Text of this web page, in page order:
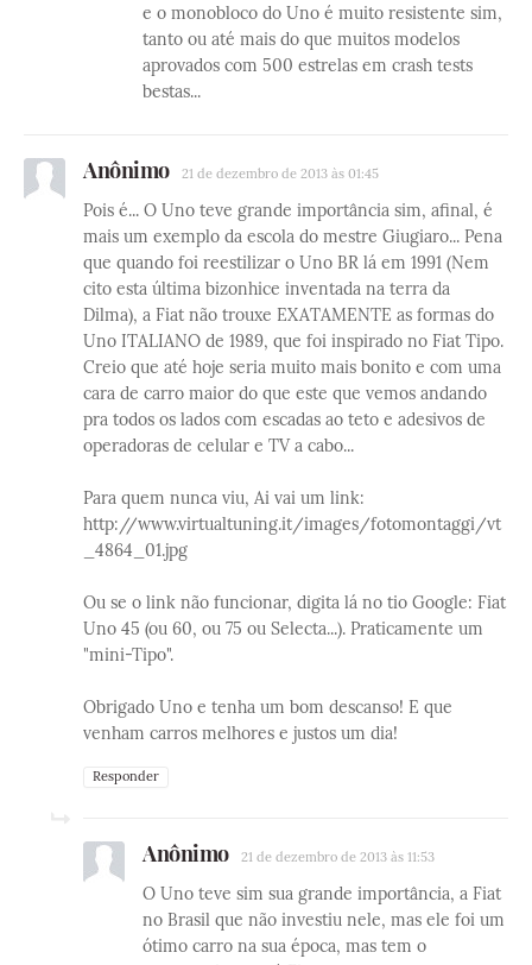
e o monobloco do Uno é muito resistente sim,
tanto ou até mais do que muitos modelos
aprovados com 500 estrelas em crash tests
bestas...
Anônimo 21 de dezembro de 2013 às 01:45
Pois é... O Uno teve grande importância sim, afinal, é
mais um exemplo da escola do mestre Giugiaro... Pena
que quando foi reestilizar o Uno BR lá em 1991 (Nem
cito esta última bizonhice inventada na terra da
Dilma), a Fiat não trouxe EXATAMENTE as formas do
Uno ITALIANO de 1989, que foi inspirado no Fiat Tipo.
Creio que até hoje seria muito mais bonito e com uma
cara de carro maior do que este que vemos andando
pra todos os lados com escadas ao teto e adesivos de
operadoras de celular e TV a cabo...
Para quem nunca viu, Ai vai um link:
http://www.virtualtuning.it/images/fotomontaggi/vt
_4864_01.jpg
Ou se o link não funcionar, digita lá no tio Google: Fiat
Uno 45 (ou 60, ou 75 ou Selecta...). Praticamente um
"mini-Tipo".
Obrigado Uno e tenha um bom descanso! E que
venham carros melhores e justos um dia!
Responder
Anônimo 21 de dezembro de 2013 às 11:53
O Uno teve sim sua grande importância, a Fiat
no Brasil que não investiu nele, mas ele foi um
ótimo carro na sua época, mas tem o